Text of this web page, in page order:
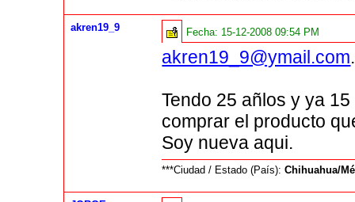
akren19_9 Fecha: 15-12-2008 09:54 PM
akren19_9@ymail.com.
Tendo 25 añlos y ya
comprar el producto
Soy nueva aqui.
***Ciudad / Estado (País):Chihuahua/